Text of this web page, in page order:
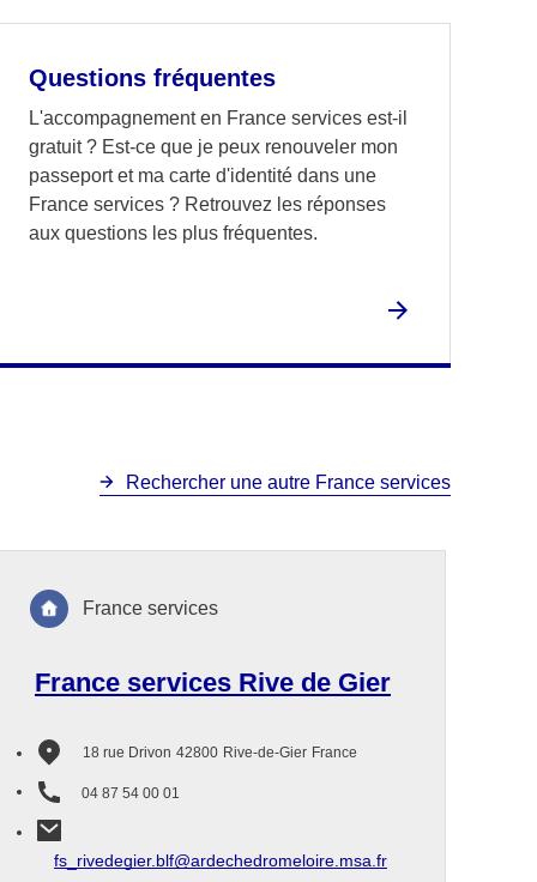
Questions fréquentes
L'accompagnement en France services est-il
gratuit ? Est-ce que je peux renouveler mon
passeport et ma carte d'identité dans une
France services ? Retrouvez les réponses
aux questions les plus fréquentes.
Rechercher une autre France services
France services Rive de Gier
18 rue Drivon 42800 Rive-de-Gier France
04 87 54 00 01
fs_rivedegier.blf@ardechedromeloire.msa.fr
France services